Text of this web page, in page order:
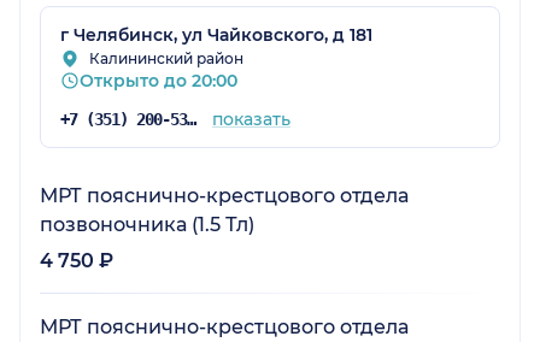
г Челябинск, ул Чайковского, д 181
Калининский район
Открыто до 20:00
+7 (351) 200-53-67 показать
МРТ пояснично-крестцового отдела
позвоночника (1.5 Тл)
4 750 ₽
МРТ пояснично-крестцового отдела